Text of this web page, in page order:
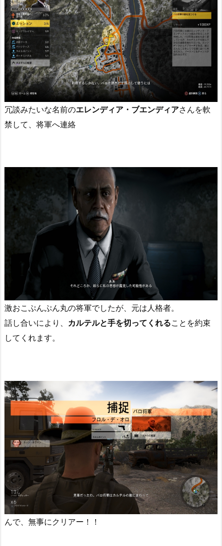
冗談みたいな名前のエレンディア・ブエンディアさんを軟
禁して、将軍へ連絡
激おこぷんぷん丸の将軍でしたが、元は人格者。
話し合いにより、 カルテルと手を切ってくれることを約束
してくれます。
んで、無事にクリアー！！